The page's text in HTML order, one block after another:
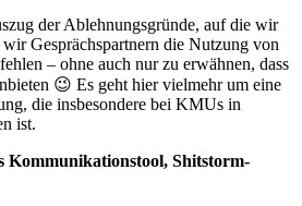
der Ablehnungsgründe, auf die wir
Gesprächspartnern die Nutzung von
– ohne auch nur zu erwähnen, dass
😉 Es geht hier vielmehr um eine
die insbesondere bei KMUs in
ist.
Kommunikationstool, Shitstorm-